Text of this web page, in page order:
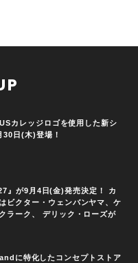
カレッジロゴを使用した新シ
30日(木)登場！
』が9月4日(金)発売決定！ カ
ビクター・ウェンバンヤマ、ケ
ラーク、 デリック・ローズが
に特化したコンセプトストア